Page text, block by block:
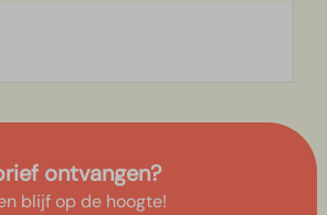
ontvangen?
blijf op de hoogte!